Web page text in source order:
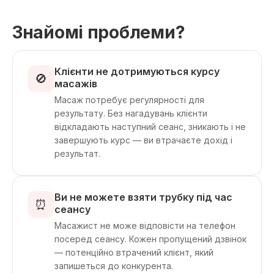
Знайомі проблеми?
🚫
Клієнти не дотримуються курсу
масажів
Масаж потребує регулярності для
результату. Без нагадувань клієнти
відкладають наступний сеанс, зникають і не
завершують курс — ви втрачаєте дохід і
результат.
⏰
Ви не можете взяти трубку під час
сеансу
Масажист не може відповісти на телефон
посеред сеансу. Кожен пропущений дзвінок
— потенційно втрачений клієнт, який
запишеться до конкурента.